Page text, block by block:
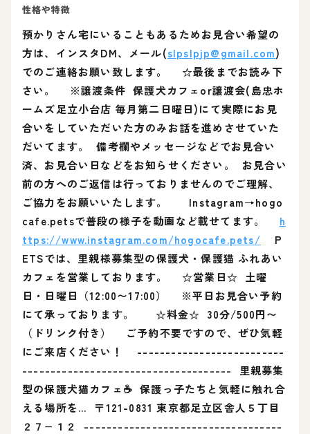
性格や特徴
預かりさん宅にいることもあるためお見合い希望の
方は、インスタDM、メール(slpslpjp@gmail.com)
でのご連絡お願い致します。 ☆最後までお読み下
さい。 ※譲渡条件 保護犬カフェor譲渡会(島忠ホ
ームズ足立小台店 毎月第二日曜日)にて実際にお見
合いをしていただいた方のみお話を進めさせていた
だいてます。 備考欄やメッセージなどでお見合い
済、お見合い日などをお知らせください。 お見合い
前の方へのご返信は行っておりませんのでご理解、
ご協力をお願いいたします。 Instagram→hogo
cafe.petsで普段の様子を動画など載せてます。 h
ttps://www.instagram.com/hogocafe.pets/ P
ETSでは、里親様募集型の保護犬・保護猫 ふれあい
カフェを営業しております。 ☆営業日☆ 土曜
日・日曜日（12:00〜17:00） ※平日お見合い予約
にて承っております。 ☆料金☆ 30分/500円〜
（ドリンク付き） ご予約不要ですので、ぜひ気軽
にご来店ください！ --------------------------
------------------------------------- 里親募集
型の保護犬猫カフェ☕️ 保護っ子たちと気軽に触れ合
える場所を… 〒121-0831 東京都足立区舎人５丁目
２７−１２ -----------------------------------